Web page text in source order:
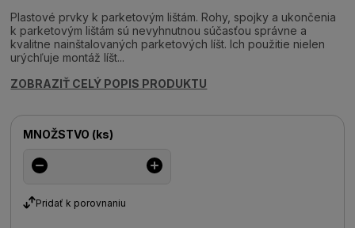
Plastové prvky k parketovým lištám. Rohy, spojky a ukončenia
k parketovým lištám sú nevyhnutnou súčasťou správne a
kvalitne nainštalovaných parketových líšt. Ich použitie nielen
urýchľuje montáž líšt...
ZOBRAZIŤ CELÝ POPIS PRODUKTU
MNOŽSTVO (ks)
Pridať k porovnaniu